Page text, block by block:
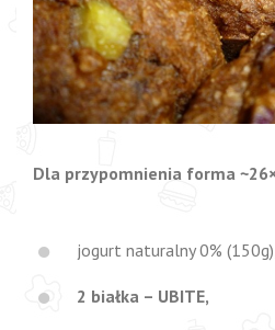
Dla przypomnienia forma
jogurt naturalny 0%
2 białka – UBITE,